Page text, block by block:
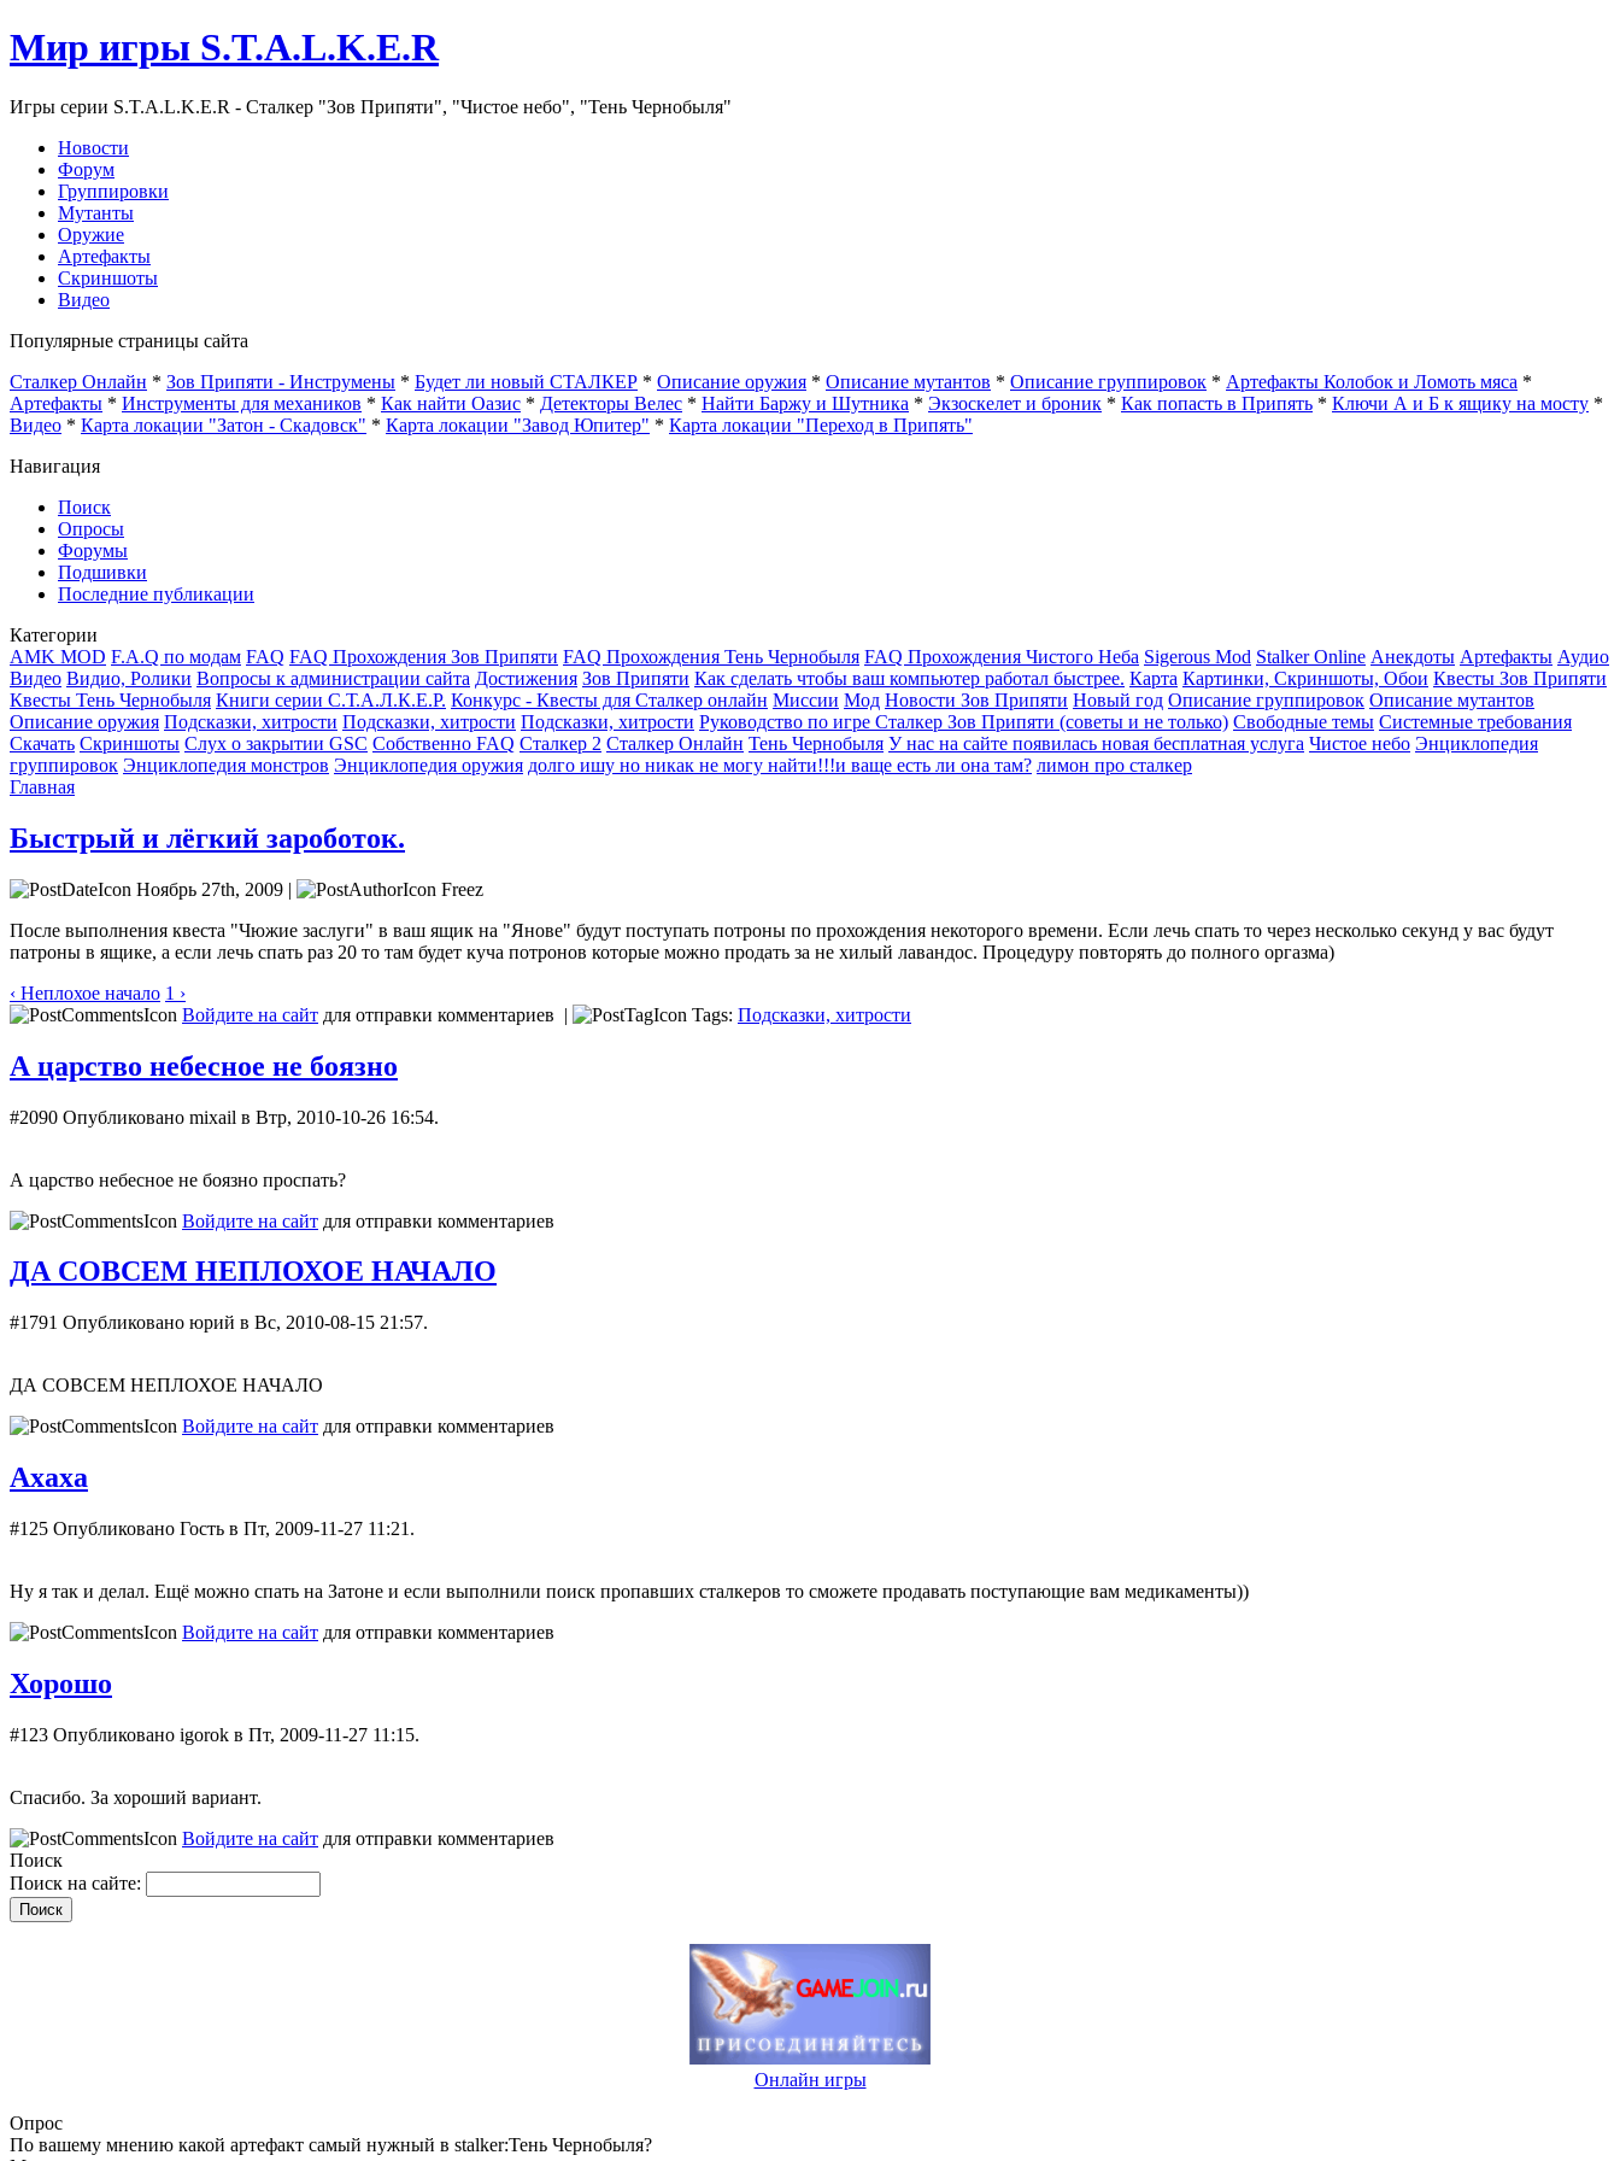
Мир игры S.T.A.L.K.E.R
Игры серии S.T.A.L.K.E.R - Сталкер "Зов Припяти", "Чистое небо", "Тень Чернобыля"
Новости
Форум
Группировки
Мутанты
Оружие
Артефакты
Скриншоты
Видео
Популярные страницы сайта
Сталкер Онлайн * Зов Припяти - Инструмены * Будет ли новый СТАЛКЕР * Описание оружия * Описание мутантов * Описание группировок * Артефакты Колобок и Ломоть мяса *
Артефакты * Инструменты для механиков * Как найти Оазис * Детекторы Велес * Найти Баржу и Шутника * Экзоскелет и броник * Как попасть в Припять * Ключи А и Б к ящику на мосту *
Видео * Карта локации "Затон - Скадовск" * Карта локации "Завод Юпитер" * Карта локации "Переход в Припять"
Навигация
Поиск
Опросы
Форумы
Подшивки
Последние публикации
Категории
AMK MOD F.A.Q по модам FAQ FAQ Прохождения Зов Припяти FAQ Прохождения Тень Чернобыля FAQ Прохождения Чистого Неба Sigerous Mod Stalker Online Анекдоты Артефакты Аудио
Видео Видио, Ролики Вопросы к администрации сайта Достижения Зов Припяти Как сделать чтобы ваш компьютер работал быстрее. Карта Картинки, Скриншоты, Обои Квесты Зов Припяти
Квесты Тень Чернобыля Книги серии С.Т.А.Л.К.Е.Р. Конкурс - Квесты для Сталкер онлайн Миссии Мод Новости Зов Припяти Новый год Описание группировок Описание мутантов
Описание оружия Подсказки, хитрости Подсказки, хитрости Подсказки, хитрости Руководство по игре Сталкер Зов Припяти (советы и не только) Свободные темы Системные требования
Скачать Скриншоты Слух о закрытии GSC Собственно FAQ Сталкер 2 Сталкер Онлайн Тень Чернобыля У нас на сайте появилась новая бесплатная услуга Чистое небо Энциклопедия
группировок Энциклопедия монстров Энциклопедия оружия долго ишу но никак не могу найти!!!и ваще есть ли она там? лимон про сталкер
Главная
Быстрый и лёгкий зароботок.
Ноябрь 27th, 2009 |
Freez
После выполнения квеста "Чюжие заслуги" в ваш ящик на "Янове" будут поступать потроны по прохождения некоторого времени. Если лечь спать то через несколько секунд у вас будут
патроны в ящике, а если лечь спать раз 20 то там будет куча потронов которые можно продать за не хилый лавандос. Процедуру повторять до полного оргазма)
‹ Неплохое начало 1 ›
Войдите на сайт для отправки комментариев | Tags: Подсказки, хитрости
А царство небесное не боязно
#2090 Опубликовано mixail в Втр, 2010-10-26 16:54.
А царство небесное не боязно проспать?
Войдите на сайт для отправки комментариев
ДА СОВСЕМ НЕПЛОХОЕ НАЧАЛО
#1791 Опубликовано юрий в Вс, 2010-08-15 21:57.
ДА СОВСЕМ НЕПЛОХОЕ НАЧАЛО
Войдите на сайт для отправки комментариев
Ахаха
#125 Опубликовано Гость в Пт, 2009-11-27 11:21.
Ну я так и делал. Ещё можно спать на Затоне и если выполнили поиск пропавших сталкеров то сможете продавать поступающие вам медикаменты))
Войдите на сайт для отправки комментариев
Хорошо
#123 Опубликовано igorok в Пт, 2009-11-27 11:15.
Спасибо. За хороший вариант.
Войдите на сайт для отправки комментариев
Поиск
Поиск на сайте:
Онлайн игры
Опрос
По вашему мнению какой артефакт самый нужный в stalker:Тень Чернобыля?